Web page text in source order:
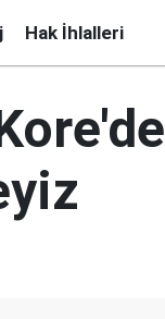
Hak İhlalleri